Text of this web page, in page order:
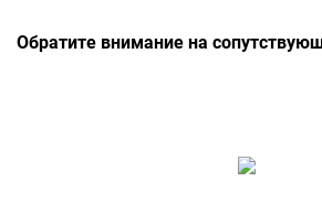
Обратите внимание на